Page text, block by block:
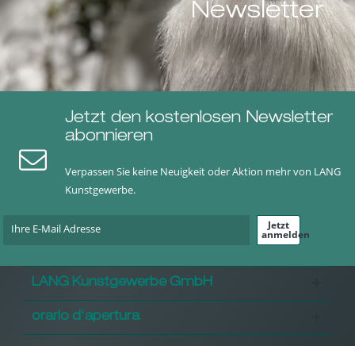
Newsletter
Jetzt den kostenlosen Newsletter
abonnieren
Verpassen Sie keine Neuigkeit oder Aktion mehr von LANG
Kunstgewerbe.
Jetzt
anmelden
LANG Kunstgewerbe GmbH
orario d'apertura